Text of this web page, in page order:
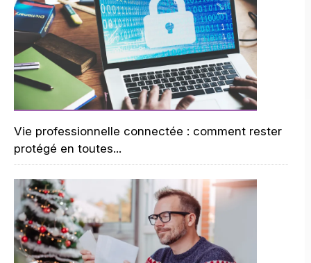
Vie professionnelle connectée : comment rester
protégé en toutes...